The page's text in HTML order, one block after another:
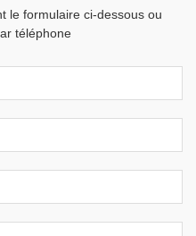
le formulaire ci-dessous ou
téléphone